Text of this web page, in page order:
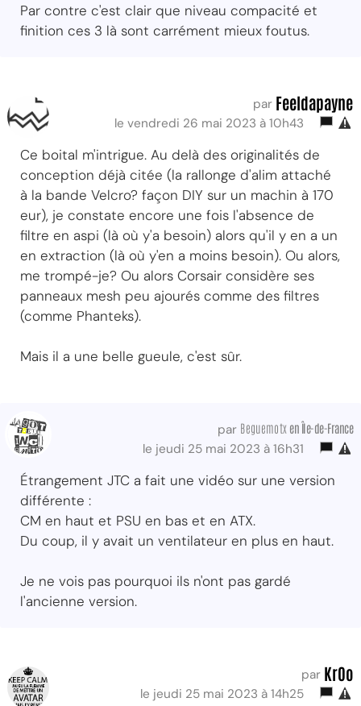
Par contre c'est clair que niveau compacité et
finition ces 3 là sont carrément mieux foutus.
par Feeldapayne
le vendredi 26 mai 2023 à 10h43
Ce boital m'intrigue. Au delà des originalités de
conception déjà citée (la rallonge d'alim attaché
à la bande Velcro? façon DIY sur un machin à 170
eur), je constate encore une fois l'absence de
filtre en aspi (là où y'a besoin) alors qu'il y en a un
en extraction (là où y'en a moins besoin). Ou alors,
me trompé-je? Ou alors Corsair considère ses
panneaux mesh peu ajourés comme des filtres
(comme Phanteks).
Mais il a une belle gueule, c'est sûr.
par Beguemotx en Île-de-France
le jeudi 25 mai 2023 à 16h31
Étrangement JTC a fait une vidéo sur une version
différente :
CM en haut et PSU en bas et en ATX.
Du coup, il y avait un ventilateur en plus en haut.
Je ne vois pas pourquoi ils n'ont pas gardé
l'ancienne version.
par KrOo
le jeudi 25 mai 2023 à 14h25